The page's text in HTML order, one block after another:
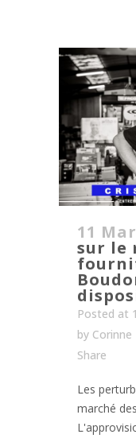
11 Mar
sur le
Posted at
by Corinne
Share
Les
marché